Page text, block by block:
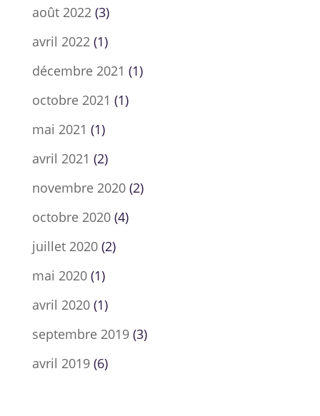
août 2022(3)
avril 2022(1)
décembre 2021 (1)
octobre 2021 (1)
mai 2021 (1)
avril 2021 (2)
novembre 2020(2)
octobre 2020(4)
juillet 2020(2)
mai 2020(1)
avril 2020(1)
septembre 2019(3)
avril 2019(6)